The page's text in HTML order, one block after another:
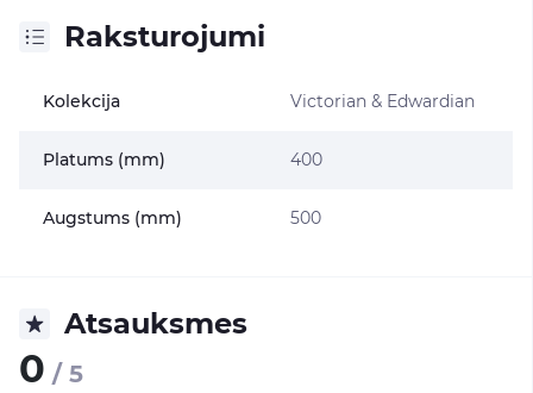
Raksturojumi
Kolekcija Victorian & Edwardian
Platums (mm) 400
Augstums (mm) 500
Atsauksmes
0 / 5